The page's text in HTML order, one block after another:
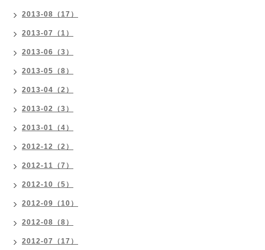
2013-08（17）
2013-07（1）
2013-06（3）
2013-05（8）
2013-04（2）
2013-02（3）
2013-01（4）
2012-12（2）
2012-11（7）
2012-10（5）
2012-09（10）
2012-08（8）
2012-07（17）